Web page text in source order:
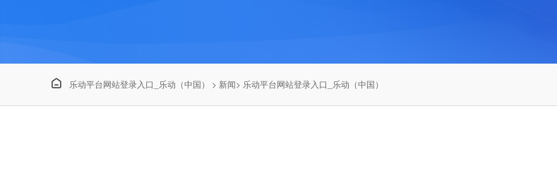
 乐动平台网站登录入口_乐动（中国） > 新闻> 乐动平台网站登录入口_乐动（中国）